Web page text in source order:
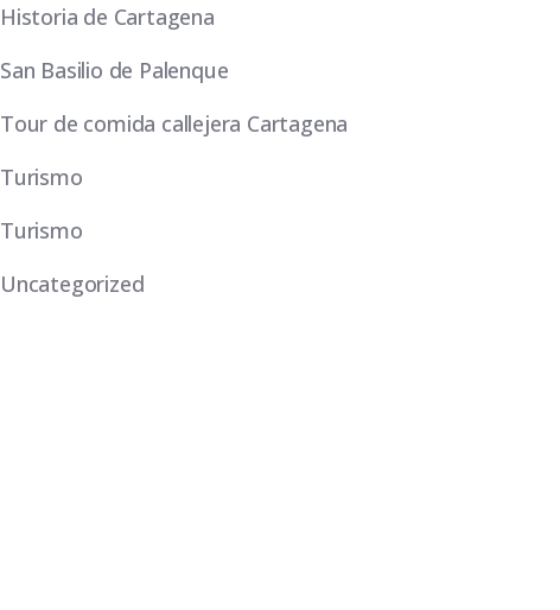
Historia de Cartagena
San Basilio de Palenque
Tour de comida callejera Cartagena
Turismo
Turismo
Uncategorized